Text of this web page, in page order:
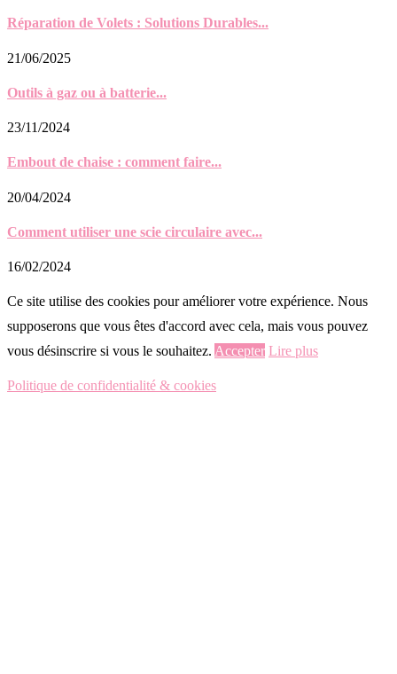
Réparation de Volets : Solutions Durables...
21/06/2025
Outils à gaz ou à batterie...
23/11/2024
Embout de chaise : comment faire...
20/04/2024
Comment utiliser une scie circulaire avec...
16/02/2024
Ce site utilise des cookies pour améliorer votre expérience. Nous
supposerons que vous êtes d'accord avec cela, mais vous pouvez
vous désinscrire si vous le souhaitez. Accepter Lire plus
Politique de confidentialité & cookies